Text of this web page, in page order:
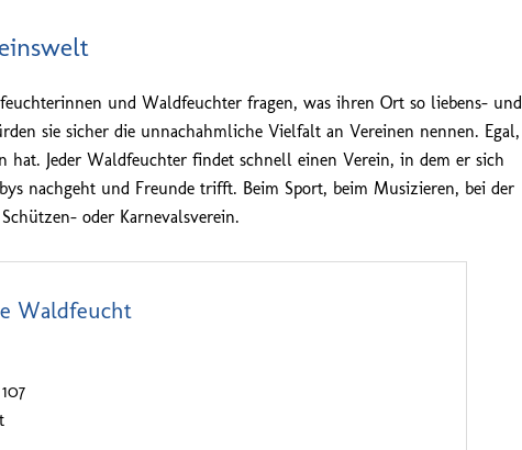
und Waldfeuchter fragen, was ihren Ort so liebens- und
sie sicher die unnachahmliche Vielfalt an Vereinen nennen. Egal,
hat. Jeder Waldfeuchter findet schnell einen Verein, in dem er sich
nachgeht und Freunde trifft. Beim Sport, beim Musizieren, bei der
oder Karnevalsverein.
Waldfeucht